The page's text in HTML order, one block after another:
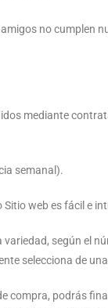
no cumplen
mediante
semanal).
web es fácil e
variedad, según
selecciona de
compra, podrás